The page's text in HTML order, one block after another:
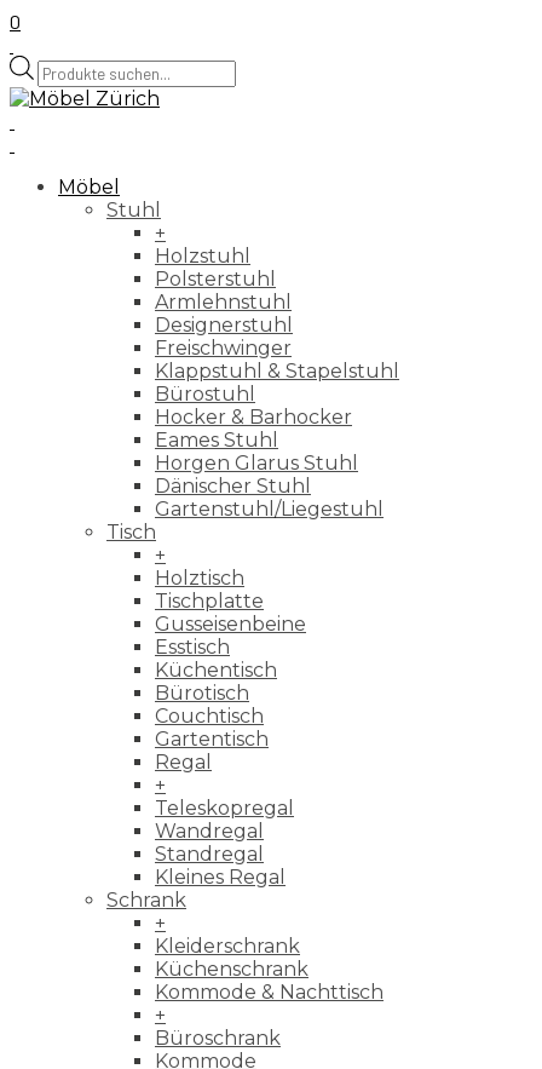
0
Products
search
Möbel
Stuhl
+
Holzstuhl
Polsterstuhl
Armlehnstuhl
Designerstuhl
Freischwinger
Klappstuhl & Stapelstuhl
Bürostuhl
Hocker & Barhocker
Eames Stuhl
Horgen Glarus Stuhl
Dänischer Stuhl
Gartenstuhl/Liegestuhl
Tisch
+
Holztisch
Tischplatte
Gusseisenbeine
Esstisch
Küchentisch
Bürotisch
Couchtisch
Gartentisch
Regal
+
Teleskopregal
Wandregal
Standregal
Kleines Regal
Schrank
+
Kleiderschrank
Küchenschrank
Kommode & Nachttisch
+
Büroschrank
Kommode